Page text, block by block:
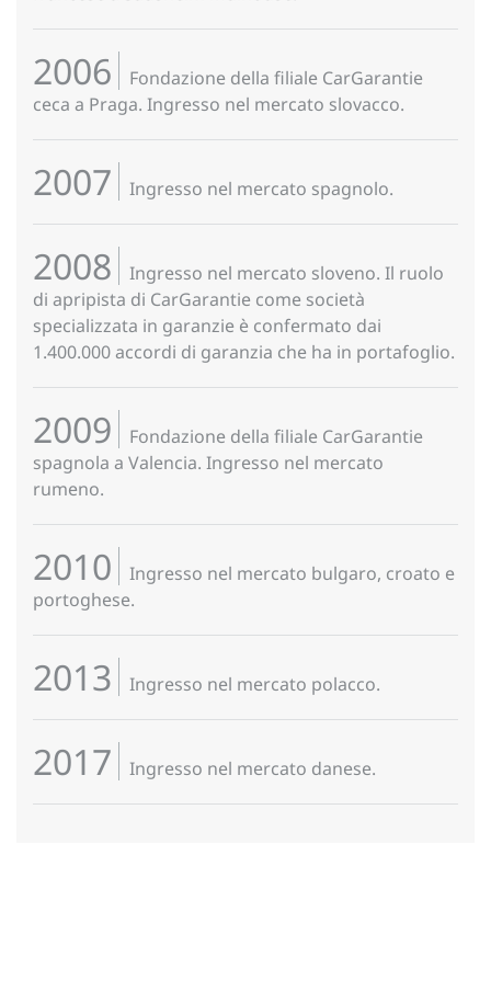
2006
Fondazione della filiale CarGarantie
ceca a Praga. Ingresso nel mercato slovacco.
2007 Ingresso nel mercato spagnolo.
2008
Ingresso nel mercato sloveno. Il ruolo
di apripista di CarGarantie come società
specializzata in garanzie è confermato dai
1.400.000 accordi di garanzia che ha in portafoglio.
2009
Fondazione della filiale CarGarantie
spagnola a Valencia. Ingresso nel mercato
rumeno.
2010
Ingresso nel mercato bulgaro, croato e
portoghese.
2013 Ingresso nel mercato polacco.
2017 Ingresso nel mercato danese.